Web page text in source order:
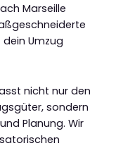
Marseille
Umzug
nicht nur den
sondern
Planung. Wir